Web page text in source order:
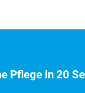
Pflege in 20